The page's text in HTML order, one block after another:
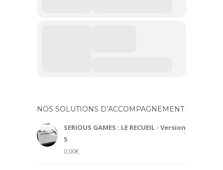
NOS SOLUTIONS D’ACCOMPAGNEMENT
SERIOUS GAMES : LE RECUEIL - Version
5
0,00€